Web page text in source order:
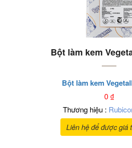
Bột làm kem
Bột làm kem
0₫
Thương hiệu :
Liên hệ để được giá